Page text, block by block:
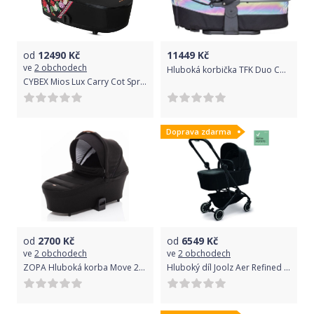
od 12490 Kč
ve 2 obchodech
CYBEX Mios Lux Carry Cot Spring Dark 2019
11449 Kč
Hluboká korbička TFK Duo Combi Glow in the Dark 2020
od 2700 Kč
ve 2 obchodech
ZOPA Hluboká korba Move 2019 Night Black
Doprava zdarma
od 6549 Kč
ve 2 obchodech
Hluboký díl Joolz Aer Refined Black 2021